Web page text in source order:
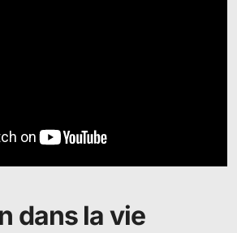
dans la vie